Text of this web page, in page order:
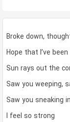
Broke down,
Hope that I’ve
Sun rays out the
Saw you weeping,
Saw you sneaking
I feel so strong